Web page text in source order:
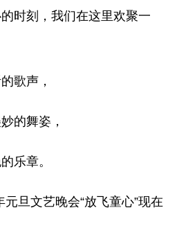
时刻，我们在这里欢聚一
歌声，
的舞姿，
乐章。
旦文艺晚会“放飞童心”现在